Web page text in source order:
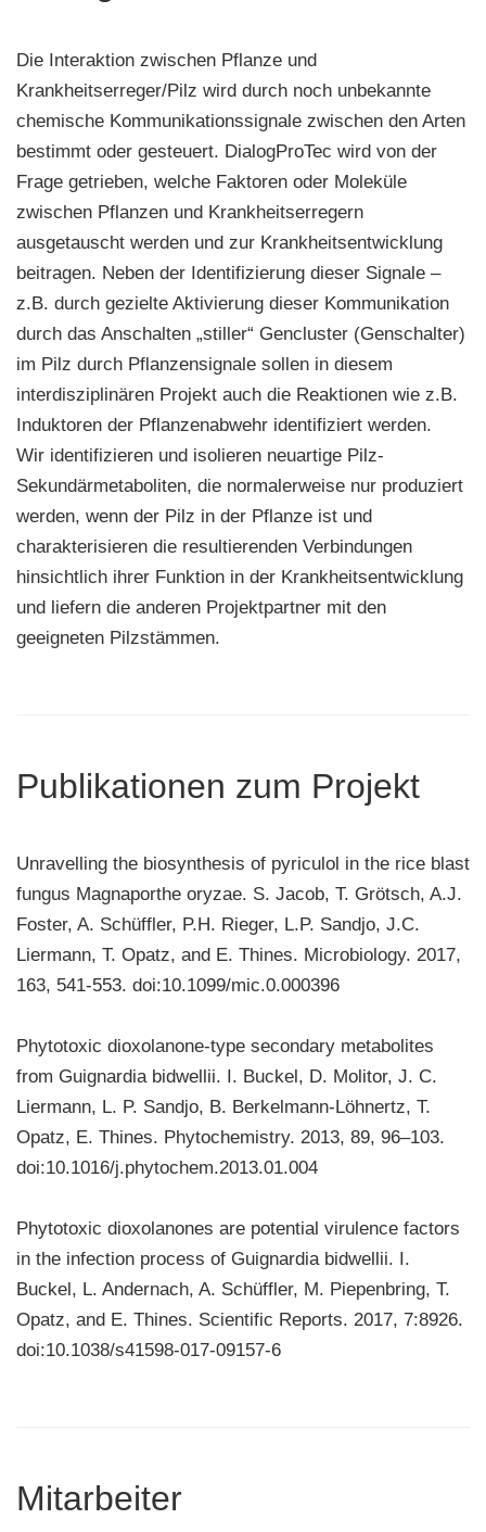
Die Interaktion zwischen Pflanze und
Krankheitserreger/Pilz wird durch noch unbekannte
chemische Kommunikationssignale zwischen den Arten
bestimmt oder gesteuert. DialogProTec wird von der
Frage getrieben, welche Faktoren oder Moleküle
zwischen Pflanzen und Krankheitserregern
ausgetauscht werden und zur Krankheitsentwicklung
beitragen. Neben der Identifizierung dieser Signale –
z.B. durch gezielte Aktivierung dieser Kommunikation
durch das Anschalten „stiller“ Gencluster (Genschalter)
im Pilz durch Pflanzensignale sollen in diesem
interdisziplinären Projekt auch die Reaktionen wie z.B.
Induktoren der Pflanzenabwehr identifiziert werden.
Wir identifizieren und isolieren neuartige Pilz-
Sekundärmetaboliten, die normalerweise nur produziert
werden, wenn der Pilz in der Pflanze ist und
charakterisieren die resultierenden Verbindungen
hinsichtlich ihrer Funktion in der Krankheitsentwicklung
und liefern die anderen Projektpartner mit den
geeigneten Pilzstämmen.
Publikationen zum Projekt
Unravelling the biosynthesis of pyriculol in the rice blast
fungus Magnaporthe oryzae. S. Jacob, T. Grötsch, A.J.
Foster, A. Schüffler, P.H. Rieger, L.P. Sandjo, J.C.
Liermann, T. Opatz, and E. Thines. Microbiology. 2017,
163, 541-553. doi:10.1099/mic.0.000396
Phytotoxic dioxolanone-type secondary metabolites
from Guignardia bidwellii. I. Buckel, D. Molitor, J. C.
Liermann, L. P. Sandjo, B. Berkelmann-Löhnertz, T.
Opatz, E. Thines. Phytochemistry. 2013, 89, 96–103.
doi:10.1016/j.phytochem.2013.01.004
Phytotoxic dioxolanones are potential virulence factors
in the infection process of Guignardia bidwellii. I.
Buckel, L. Andernach, A. Schüffler, M. Piepenbring, T.
Opatz, and E. Thines. Scientific Reports. 2017, 7:8926.
doi:10.1038/s41598-017-09157-6
Mitarbeiter